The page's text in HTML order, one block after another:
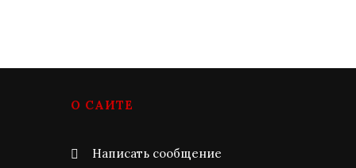
О САЙТЕ
Написать сообщение